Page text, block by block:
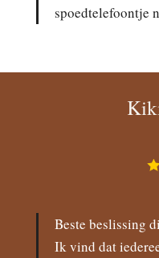
spoedtelefoontje
Beste beslissing
Ik vind dat